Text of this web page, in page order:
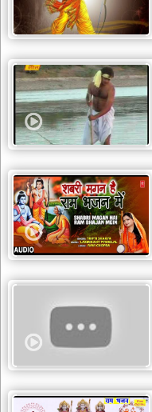
bhajans